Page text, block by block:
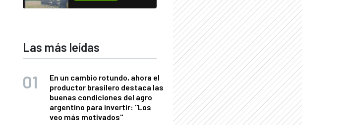
Las más leídas
En un cambio rotundo, ahora el
productor brasilero destaca las
buenas condiciones del agro
argentino para invertir: "Los
veo más motivados"